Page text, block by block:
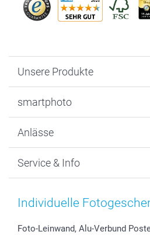
Unsere Produkte
Fotogeschenke
MyNameBook
Fotoabzüge, Fotos als Buch &
Zubehör & Material
Foto-Kalender & Agenden
Sticker & Etiketten
smartphoto
Warum smartphoto
Datenschutz
AGB
Presse
Anlässe
Neujahr
Muttertag
Kommunion & Konfirmation
Service & Info
Anmelden /Registrieren
Preise und Versandkosten
Lieferfristen
Individuelle
Foto-Leinwand, Alu-Verbund